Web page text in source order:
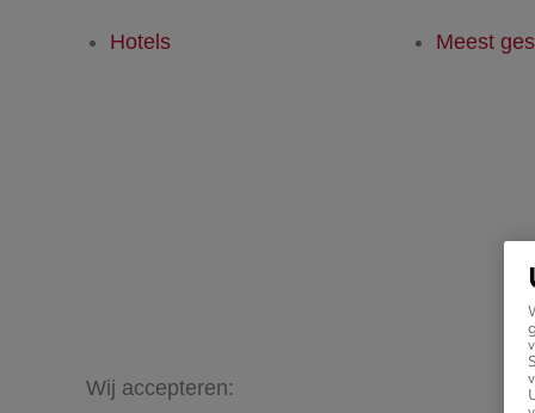
Hotels Meest
Wij accepteren: